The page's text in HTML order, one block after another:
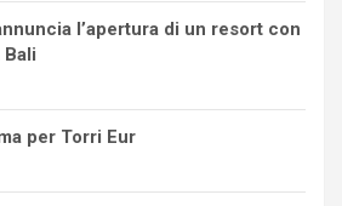
l’apertura di un resort con
per Torri Eur